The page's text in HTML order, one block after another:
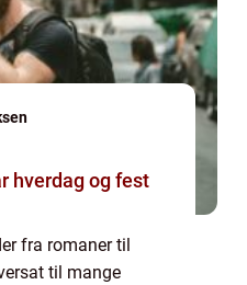
hverdag og fest
fra romaner til
til mange